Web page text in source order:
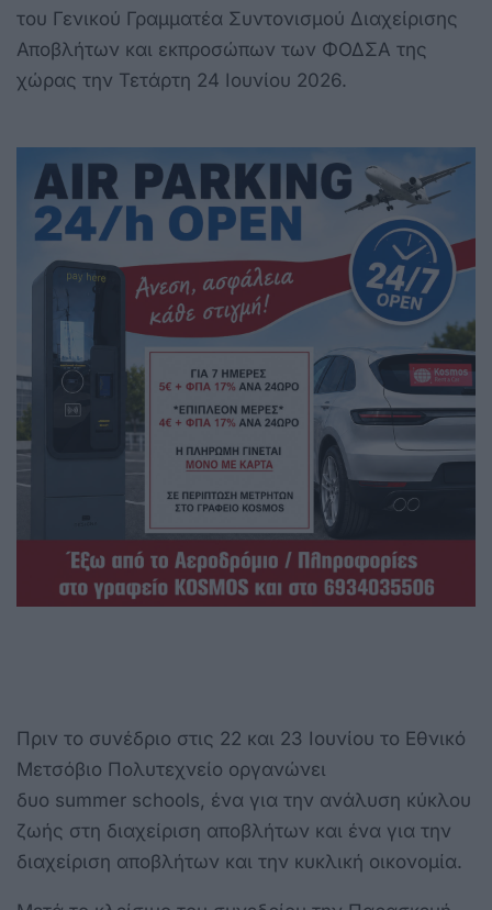
του Γενικού Γραμματέα Συντονισμού Διαχείρισης
Αποβλήτων και εκπροσώπων των ΦΟΔΣΑ της
χώρας την Τετάρτη 24 Ιουνίου 2026.
Πριν το συνέδριο στις 22 και 23 Ιουνίου το Εθνικό
Μετσόβιο Πολυτεχνείο οργανώνει
δυο summer schools, ένα για την ανάλυση κύκλου
ζωής στη διαχείριση αποβλήτων και ένα για την
διαχείριση αποβλήτων και την κυκλική οικονομία.